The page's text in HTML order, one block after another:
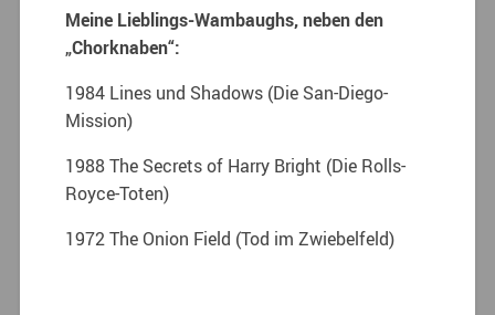
Meine Lieblings-Wambaughs, neben den
„Chorknaben“:
1984 Lines und Shadows (Die San-Diego-
Mission)
1988 The Secrets of Harry Bright (Die Rolls-
Royce-Toten)
1972 The Onion Field (Tod im Zwiebelfeld)